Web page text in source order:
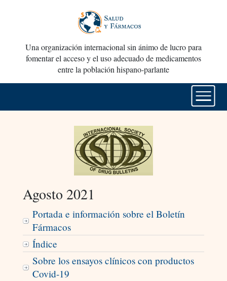
Una organización internacional sin ánimo de lucro para
fomentar el acceso y el uso adecuado de medicamentos
entre la población hispano-parlante
Agosto 2021
Portada e información sobre el Boletín
Fármacos
Índice
Sobre los ensayos clínicos con productos
Covid-19